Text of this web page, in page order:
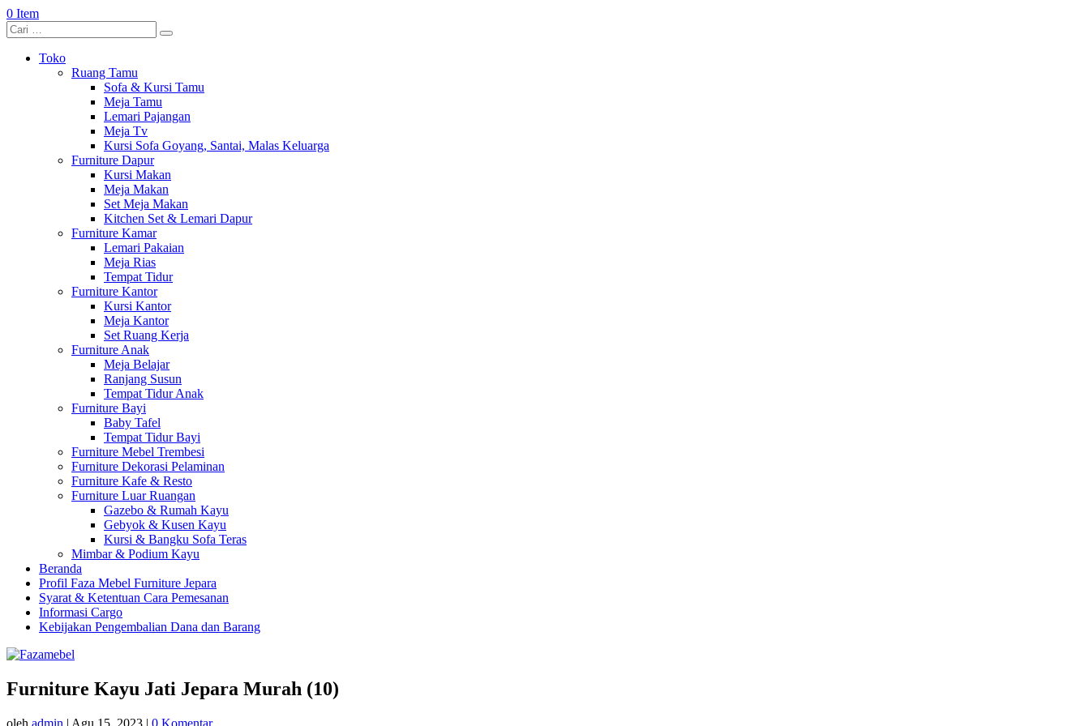
0 Item
Toko
Ruang Tamu
Sofa & Kursi Tamu
Meja Tamu
Lemari Pajangan
Meja Tv
Kursi Sofa Goyang, Santai, Malas Keluarga
Furniture Dapur
Kursi Makan
Meja Makan
Set Meja Makan
Kitchen Set & Lemari Dapur
Furniture Kamar
Lemari Pakaian
Meja Rias
Tempat Tidur
Furniture Kantor
Kursi Kantor
Meja Kantor
Set Ruang Kerja
Furniture Anak
Meja Belajar
Ranjang Susun
Tempat Tidur Anak
Furniture Bayi
Baby Tafel
Tempat Tidur Bayi
Furniture Mebel Trembesi
Furniture Dekorasi Pelaminan
Furniture Kafe & Resto
Furniture Luar Ruangan
Gazebo & Rumah Kayu
Gebyok & Kusen Kayu
Kursi & Bangku Sofa Teras
Mimbar & Podium Kayu
Beranda
Profil Faza Mebel Furniture Jepara
Syarat & Ketentuan Cara Pemesanan
Informasi Cargo
Kebijakan Pengembalian Dana dan Barang
Furniture Kayu Jati Jepara Murah (10)
oleh admin | Agu 15, 2023 | 0 Komentar